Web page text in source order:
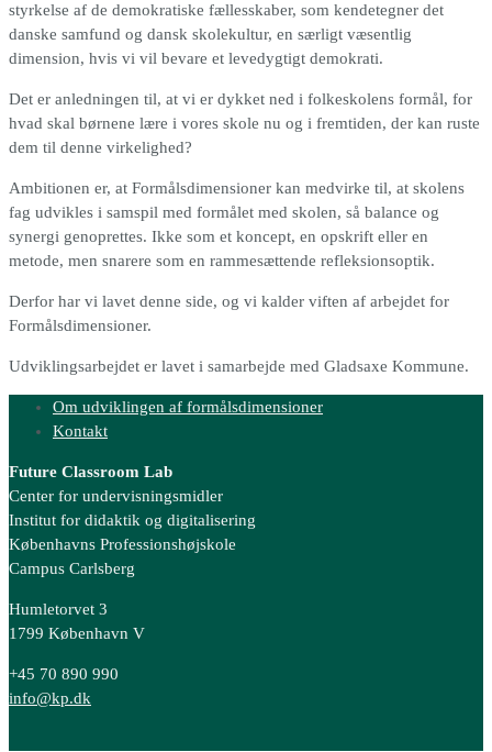
styrkelse af de demokratiske fællesskaber, som kendetegner det
danske samfund og dansk skolekultur, en særligt væsentlig
dimension, hvis vi vil bevare et levedygtigt demokrati.
Det er anledningen til, at vi er dykket ned i folkeskolens formål, for
hvad skal børnene lære i vores skole nu og i fremtiden, der kan ruste
dem til denne virkelighed?
Ambitionen er, at Formålsdimensioner kan medvirke til, at skolens
fag udvikles i samspil med formålet med skolen, så balance og
synergi genoprettes. Ikke som et koncept, en opskrift eller en
metode, men snarere som en rammesættende refleksionsoptik.
Derfor har vi lavet denne side, og vi kalder viften af arbejdet for
Formålsdimensioner.
Udviklingsarbejdet er lavet i samarbejde med Gladsaxe Kommune.
Om udviklingen af formålsdimensioner
Kontakt
Future Classroom Lab
Center for undervisningsmidler
Institut for didaktik og digitalisering
Københavns Professionshøjskole
Campus Carlsberg
Humletorvet 3
1799 København V
+45 70 890 990
info@kp.dk